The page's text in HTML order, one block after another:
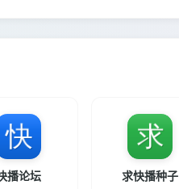
播论坛 求快播种子